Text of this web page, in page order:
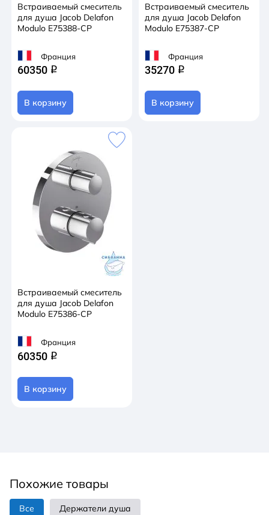
Встраиваемый смеситель
для душа Jacob Delafon
Modulo E75388-CP
Франция
60350 q
В корзину
Встраиваемый смеситель
для душа Jacob Delafon
Modulo E75387-CP
Франция
35270 q
В корзину
Встраиваемый смеситель
для душа Jacob Delafon
Modulo E75386-CP
Франция
60350 q
В корзину
Похожие товары
Все Держатели душа